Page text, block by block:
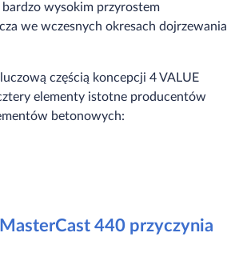
wysokim przyrostem
we wczesnych okresach dojrzewania
częścią koncepcji 4 VALUE
elementy istotne producentów
betonowych:
440 przyczynia